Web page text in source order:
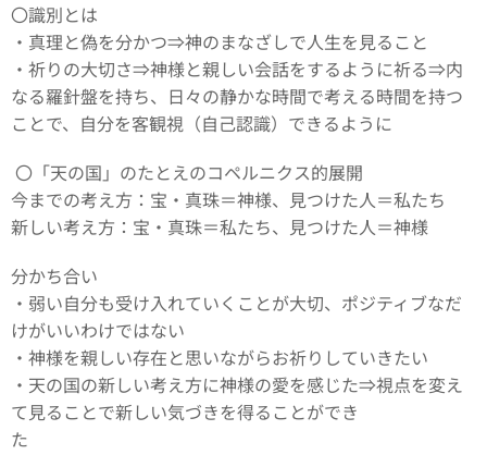
〇識別とは
・真理と偽を分かつ⇒神のまなざしで人生を見ること
・祈りの大切さ⇒神様と親しい会話をするように祈る⇒内
なる羅針盤を持ち、日々の静かな時間で考える時間を持つ
ことで、自分を客観視（自己認識）できるように
〇「天の国」のたとえのコペルニクス的展開
今までの考え方：宝・真珠＝神様、見つけた人＝私たち
新しい考え方：宝・真珠＝私たち、見つけた人＝神様
分かち合い
・弱い自分も受け入れていくことが大切、ポジティブなだ
けがいいわけではない
・神様を親しい存在と思いながらお祈りしていきたい
・天の国の新しい考え方に神様の愛を感じた⇒視点を変え
て見ることで新しい気づきを得ることができ
た